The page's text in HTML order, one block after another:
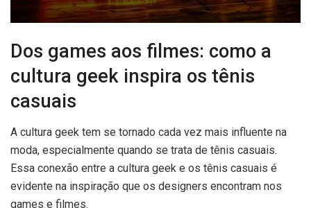
Dos games aos filmes: como a
cultura geek inspira os tênis
casuais
A cultura geek tem se tornado cada vez mais influente na
moda, especialmente quando se trata de tênis casuais.
Essa conexão entre a cultura geek e os tênis casuais é
evidente na inspiração que os designers encontram nos
games e filmes.